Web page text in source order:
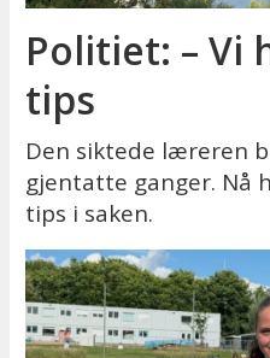
Politiet: – Vi
tips
Den siktede læreren
gjentatte ganger. Nå
tips i saken.